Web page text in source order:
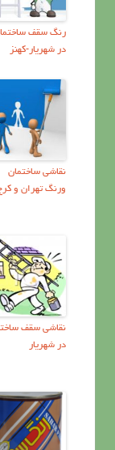
رنگ سقف
در شهریار-کهنز
نقاشي ساختمان
ورنگ تهران و
نقاشی سقف
در شهریار